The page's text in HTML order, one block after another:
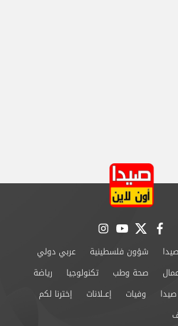
facebook
twitter
youtube
instagram
صيدا شؤون فلسطينية
عربي دولي
صحة وطب تكنولوجيا
رياضة
وفيات إعــلانات
إخترنا لكم